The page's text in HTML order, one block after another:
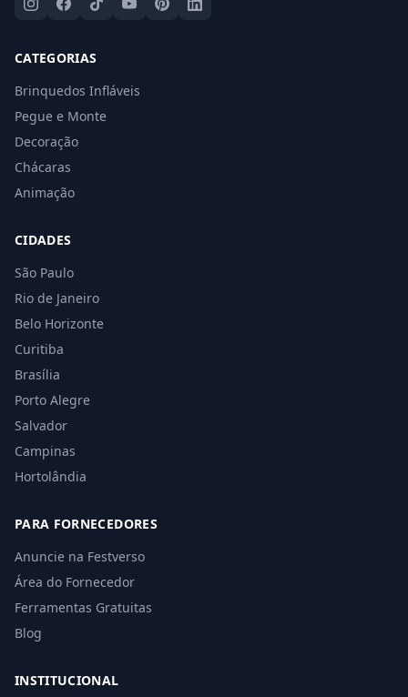
CATEGORIAS
Brinquedos Infláveis
Pegue e Monte
Decoração
Chácaras
Animação
CIDADES
São Paulo
Rio de Janeiro
Belo Horizonte
Curitiba
Brasília
Porto Alegre
Salvador
Campinas
Hortolândia
PARA FORNECEDORES
Anuncie na Festverso
Área do Fornecedor
Ferramentas Gratuitas
Blog
INSTITUCIONAL